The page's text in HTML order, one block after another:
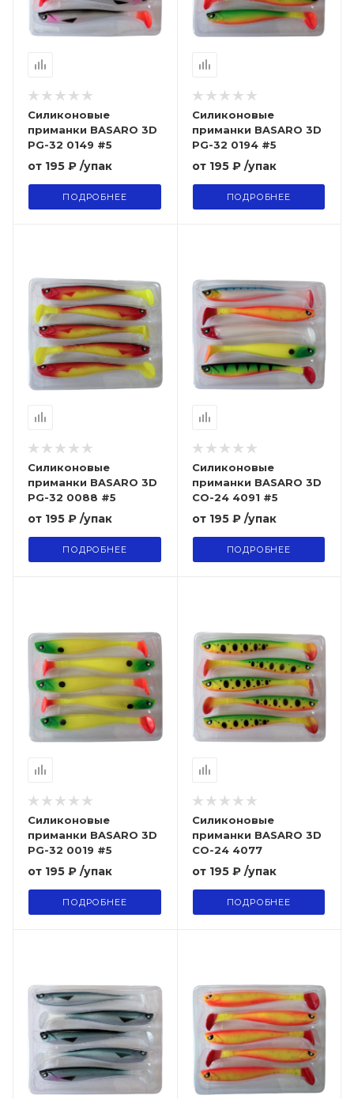
Силиконовые
приманки BASARO 3D
PG-32 0149 #5
от 195 ₽ /упак
ПОДРОБНЕЕ
Силиконовые
приманки BASARO 3D
PG-32 0194 #5
от 195 ₽ /упак
ПОДРОБНЕЕ
Силиконовые
приманки BASARO 3D
PG-32 0088 #5
от 195 ₽ /упак
ПОДРОБНЕЕ
Силиконовые
приманки BASARO 3D
CO-24 4091 #5
от 195 ₽ /упак
ПОДРОБНЕЕ
Силиконовые
приманки BASARO 3D
PG-32 0019 #5
от 195 ₽ /упак
ПОДРОБНЕЕ
Силиконовые
приманки BASARO 3D
CO-24 4077
от 195 ₽ /упак
ПОДРОБНЕЕ